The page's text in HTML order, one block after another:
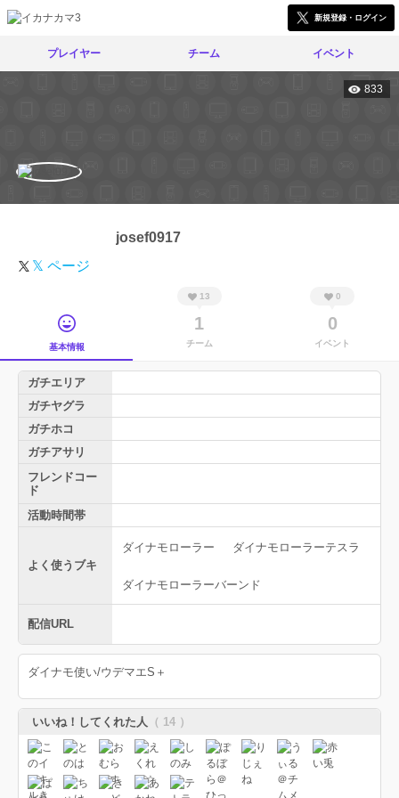
新規登録・ログイン
プレイヤー チーム イベント
833
josef0917
𝕏 ページ
基本情報
13
1
チーム
0
0
イベント
ガチエリア
ガチヤグラ
ガチホコ
ガチアサリ
フレンドコー
ド
活動時間帯
よく使うブキ
ダイナモローラー ダイナモローラーテスラ
ダイナモローラーバーンド
配信URL
ダイナモ使い/ウデマエS＋
いいね！してくれた人 （ 14 ）